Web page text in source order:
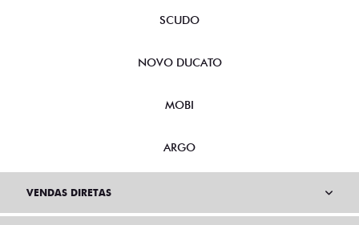
SCUDO
NOVO DUCATO
MOBI
ARGO
VENDAS DIRETAS